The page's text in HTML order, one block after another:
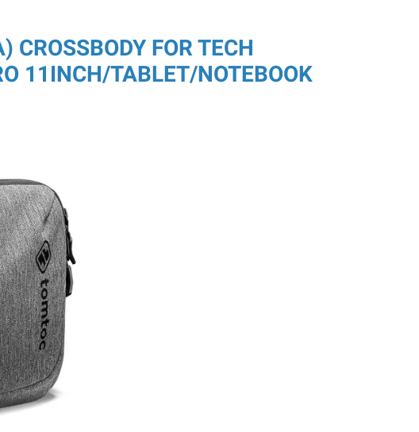
FOR TECH
11INCH/TABLET/NOTEBOOK